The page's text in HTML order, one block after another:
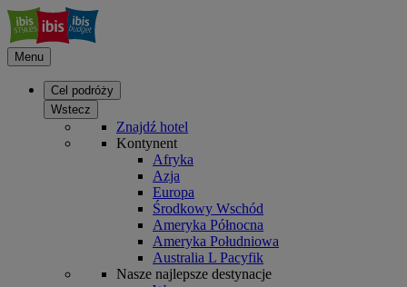
Menu
Cel podróży
Wstecz
Znajdź hotel
Kontynent
Afryka
Azja
Europa
Środkowy Wschód
Ameryka Północna
Ameryka Południowa
Australia L Pacyfik
Nasze najlepsze destynacje